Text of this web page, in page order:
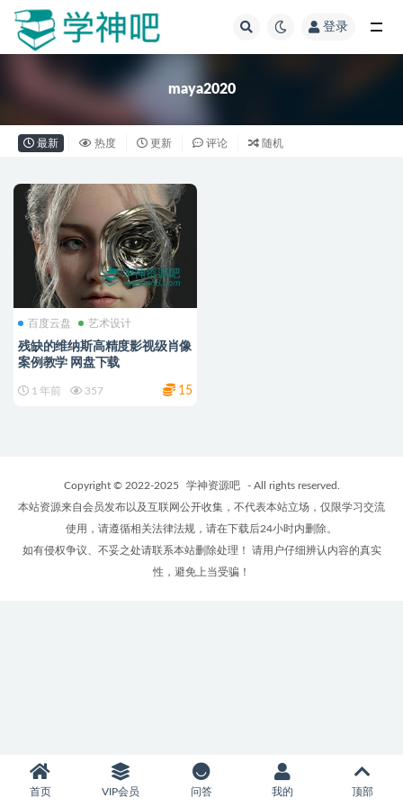
登录
maya2020
最新 热度 更新 评论 随机
百度云盘 艺术设计
残缺的维纳斯高精度影视级肖像
案例教学 网盘下载
1 年前 357 15
Copyright © 2022-2025 学神资源吧
- All rights reserved.
本站资源来自会员发布以及互联网公开收集，不代表本站立场，仅限学习交流
使用，请遵循相关法律法规，请在下载后24小时内删除。
如有侵权争议、不妥之处请联系本站删除处理！ 请用户仔细辨认内容的真实
性，避免上当受骗！
首页 VIP会员 问答 我的 顶部